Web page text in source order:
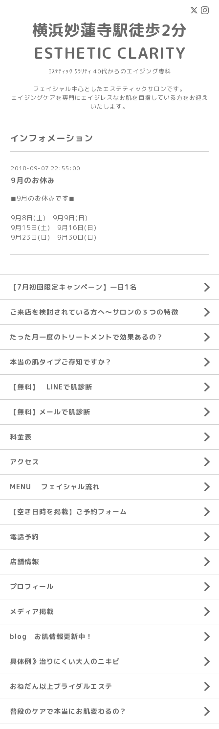
横浜妙蓮寺駅徒歩2分
ESTHETIC CLARITY
ｴｽﾃﾃｨｯｸ ｸﾗﾘﾃｨ 40代からのエイジング専科
フェイシャル中心としたエステティックサロンです。
エイジングケアを専門にエイジレスなお肌を目指している方をお迎え
いたします。
インフォメーション
2018-09-07 22:55:00
9月のお休み
◼9月のお休みです◼
9月8日(土) 9月9日(日)
9月15日(土) 9月16日(日)
9月23日(日) 9月30日(日)
【7月初回限定キャンペーン】一日1名
ご来店を検討されている方へ～サロンの３つの特徴
たった月一度のトリートメントで効果あるの？
本当の肌タイプご存知ですか？
【無料】 LINEで肌診断
【無料】メールで肌診断
料金表
アクセス
MENU フェイシャル流れ
【空き日時を掲載】ご予約フォーム
電話予約
店舗情報
プロフィール
メディア掲載
blog お肌情報更新中！
具体例》治りにくい大人のニキビ
おねだん以上ブライダルエステ
普段のケアで本当にお肌変わるの？